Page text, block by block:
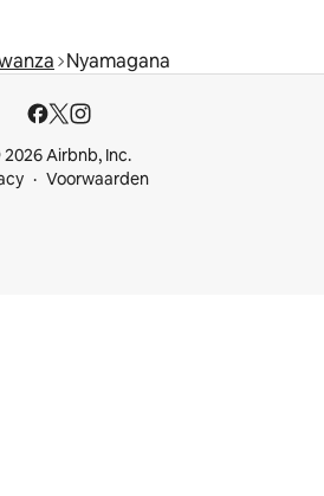
Nyamagana
Airbnb, Inc.
Voorwaarden